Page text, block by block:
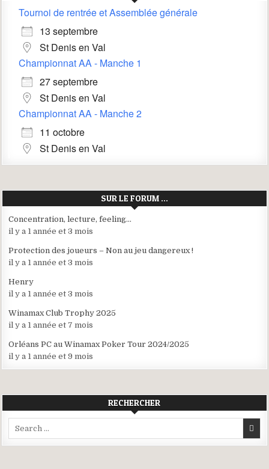
Tournoi de rentrée et Assemblée générale
13 septembre
St Denis en Val
Championnat AA - Manche 1
27 septembre
St Denis en Val
Championnat AA - Manche 2
11 octobre
St Denis en Val
SUR LE FORUM …
Concentration, lecture, feeling…
il y a 1 année et 3 mois
Protection des joueurs – Non au jeu dangereux !
il y a 1 année et 3 mois
Henry
il y a 1 année et 3 mois
Winamax Club Trophy 2025
il y a 1 année et 7 mois
Orléans PC au Winamax Poker Tour 2024/2025
il y a 1 année et 9 mois
RECHERCHER